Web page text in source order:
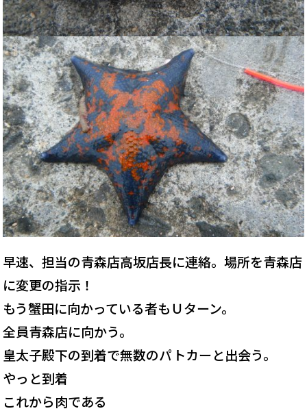
早速、担当の青森店高坂店長に連絡。場所を青森店
に変更の指示！
もう蟹田に向かっている者もＵターン。
全員青森店に向かう。
皇太子殿下の到着で無数のパトカーと出会う。
やっと到着
これから肉である